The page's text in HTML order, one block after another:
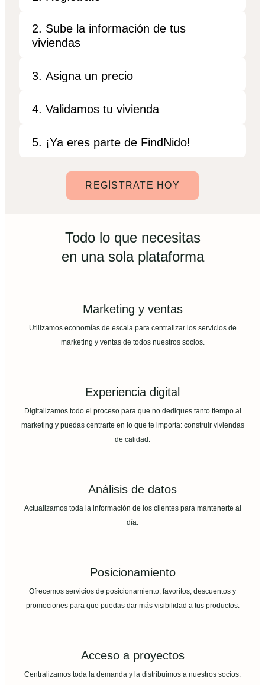
2. Sube la información de tus
viviendas
3. Asigna un precio
4. Validamos tu vivienda
5. ¡Ya eres parte de FindNido!
REGÍSTRATE HOY
Todo lo que necesitas
en una sola plataforma
Marketing y ventas
Utilizamos economías de escala para centralizar los servicios de
marketing y ventas de todos nuestros socios.
Experiencia digital
Digitalizamos todo el proceso para que no dediques tanto tiempo al
marketing y puedas centrarte en lo que te importa: construir viviendas
de calidad.
Análisis de datos
Actualizamos toda la información de los clientes para mantenerte al
día.
Posicionamiento
Ofrecemos servicios de posicionamiento, favoritos, descuentos y
promociones para que puedas dar más visibilidad a tus productos.
Acceso a proyectos
Centralizamos toda la demanda y la distribuimos a nuestros socios.